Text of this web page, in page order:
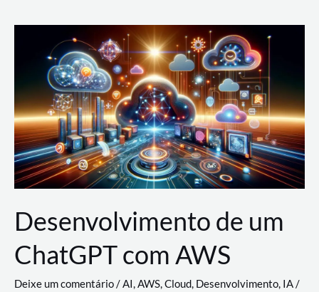
Nuvem:
Google
Cloud,
AWS
e
Azure
Desenvolvimento de um
ChatGPT com AWS
Deixe um comentário/AI,AWS,Cloud, Desenvolvimento, IA/